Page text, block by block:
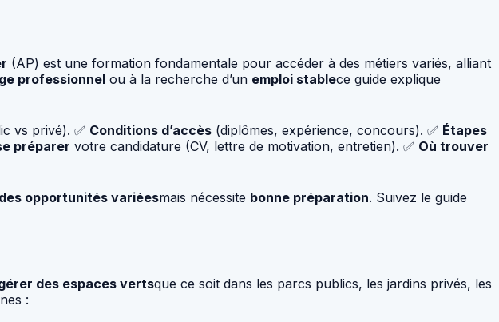
(AP) est une formation fondamentale pour accéder à des métiers variés, alliant
professionnel ou à la recherche d’un emploi stablece guide explique
vs privé). ✅ Conditions d’accès (diplômes, expérience, concours). ✅ Étapes
préparer votre candidature (CV, lettre de motivation, entretien). ✅ Où trouver
des opportunités variéesmais nécessite bonne préparation. Suivez le guide
des espaces vertsque ce soit dans les parcs publics, les jardins privés, les
: